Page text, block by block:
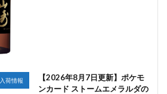
入荷情報
【2026年8月7日更新】ポケモ
ンカード ストームエメラルダの